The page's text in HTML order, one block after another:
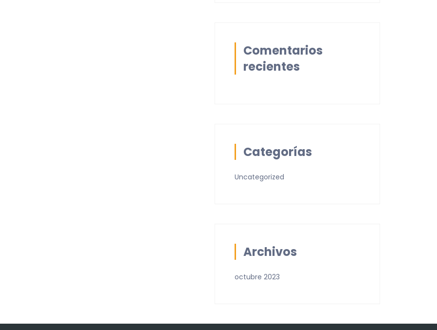
Comentarios
recientes
Categorías
Uncategorized
Archivos
octubre 2023